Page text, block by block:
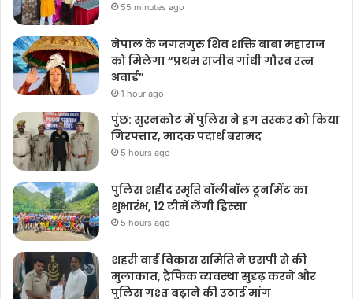
55 minutes ago
नेपाल के जगतगुरु शिव शक्ति बाबा महाराज
को मिलेगा “प्रथम राजीव गांधी गौरव रत्न
अवार्ड”
1 hour ago
पुंछ: सुरनकोट में पुलिस ने ड्रग तस्कर को किया
गिरफ्तार, मादक पदार्थ बरामद
5 hours ago
पुलिस शहीद स्मृति वॉलीबॉल टूर्नामेंट का
शुभारंभ, 12 टीमें लेंगी हिस्सा
5 hours ago
शहरी वार्ड विकास समिति ने एसपी से की
मुलाकात, ट्रैफिक व्यवस्था सुदृढ़ करने और
पुलिस गश्त बढ़ाने की उठाई मांग